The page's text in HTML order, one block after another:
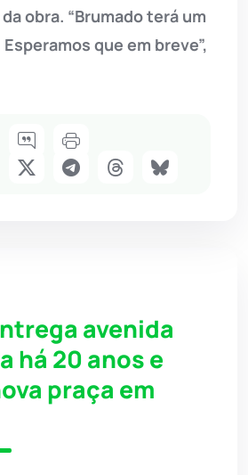
obra. “Brumado terá um
que em breve”,
avenida
há 20 anos e
praça em